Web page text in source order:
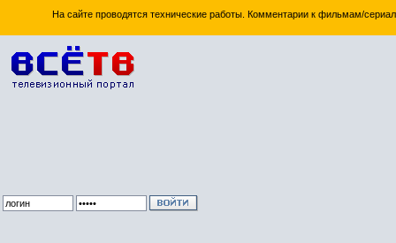
На сайте проводятся технические работы. Комментарии к фильмам/